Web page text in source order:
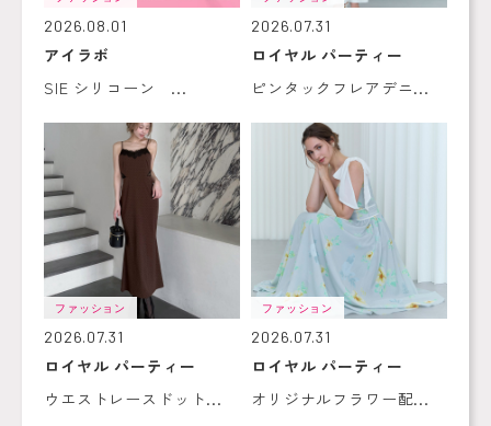
2026.08.01
アイラボ
SIE シリコーン ...
2026.07.31
ロイヤル パーティー
ピンタックフレアデニ...
ファッション
2026.07.31
ロイヤル パーティー
ウエストレースドット...
ファッション
2026.07.31
ロイヤル パーティー
オリジナルフラワー配...